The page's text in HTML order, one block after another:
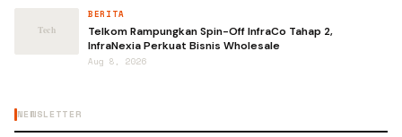
BERITA
Telkom Rampungkan Spin-Off InfraCo Tahap 2,
InfraNexia Perkuat Bisnis Wholesale
Aug 8, 2026
NEWSLETTER